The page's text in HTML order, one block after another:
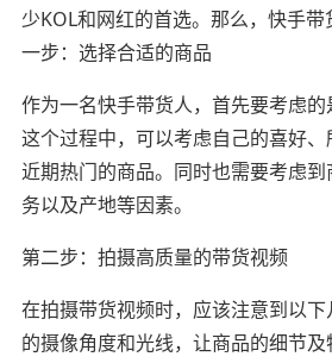
少KOL和网红的首选。那么，快手
一步：选择合适的商品
作为一名快手带货人，首先要考虑的
这个过程中，可以考虑自己的喜好
近期热门的商品。同时也需要考虑
务以及产地等因素。
第二步：拍摄高质量的带货视频
在拍摄带货视频时，应该注意到以
的摄像角度和光线，让商品的细节及